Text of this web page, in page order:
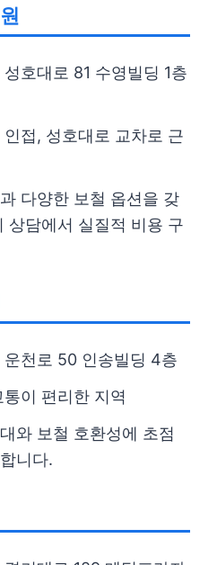
호대로 81 수영빌딩 1층
접, 성호대로 교차로 근
다양한 보철 옵션을 갖
상담에서 실질적 비용 구
천로 50 인송빌딩 4층
이 편리한 지역
와 보철 호환성에 초점
니다.